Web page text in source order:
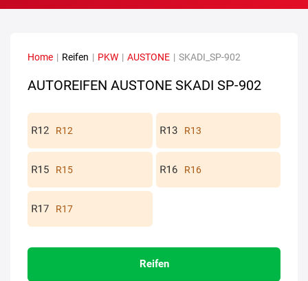
Home | Reifen | PKW | AUSTONE | SKADI_SP-902
AUTOREIFEN AUSTONE SKADI SP-902
R12 R13
R15 R16
R17
Reifen